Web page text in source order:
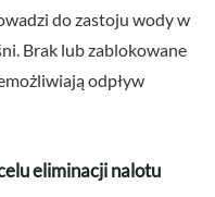
do zastoju wody w
Brak lub zablokowane
odpływ
eliminacji nalotu